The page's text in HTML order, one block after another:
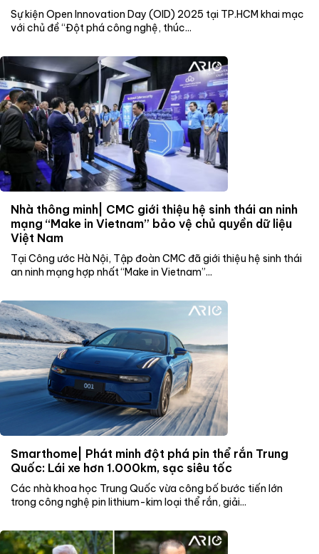
Sự kiện Open Innovation Day (OID) 2025 tại TP.HCM khai mạc
với chủ đề “Đột phá công nghệ, thúc...
Nhà thông minh| CMC giới thiệu hệ sinh thái an ninh
mạng “Make in Vietnam” bảo vệ chủ quyền dữ liệu
Việt Nam
Tại Công ước Hà Nội, Tập đoàn CMC đã giới thiệu hệ sinh thái
an ninh mạng hợp nhất “Make in Vietnam”...
Smarthome| Phát minh đột phá pin thể rắn Trung
Quốc: Lái xe hơn 1.000km, sạc siêu tốc
Các nhà khoa học Trung Quốc vừa công bố bước tiến lớn
trong công nghệ pin lithium-kim loại thể rắn, giải...